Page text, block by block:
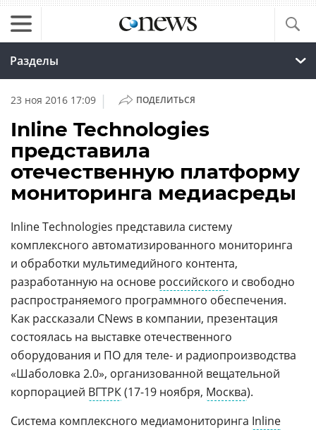
Разделы
23 ноя 2016 17:09 | ПОДЕЛИТЬСЯ
Inline Technologies
представила
отечественную платформу
мониторинга медиасреды
Inline Technologies представила систему
комплексного автоматизированного мониторинга
и обработки мультимедийного контента,
разработанную на основе российского и свободно
распространяемого программного обеспечения.
Как рассказали CNews в компании, презентация
состоялась на выставке отечественного
оборудования и ПО для теле- и радиопроизводства
«Шаболовка 2.0», организованной вещательной
корпорацией ВГТРК(17-19 ноября, Москва).
Система комплексного медиамониторинга Inline